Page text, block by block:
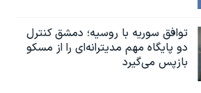
توافق سوریه با روسیه؛ دمشق کنترل
دو پایگاه مهم مدیترانه‌ای را از مسکو
بازپس می‌گیرد